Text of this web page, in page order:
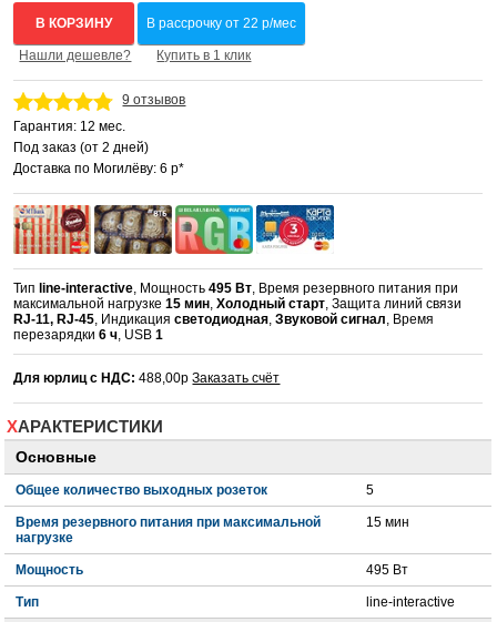
В КОРЗИНУ В рассрочку от 22 р/мес
Нашли дешевле? Купить в 1 клик
9 отзывов
Гарантия: 12 мес.
Под заказ (от 2 дней)
Доставка по Могилёву: 6 р*
Тип line-interactive, Мощность495 Вт, Время резервного питания при
максимальной нагрузке15 мин,Холодный старт, Защита линий связи
RJ-11, RJ-45, Индикациясветодиодная,Звуковой сигнал, Время
перезарядки6 ч, USB1
Для юрлиц с НДС: 488,00рЗаказать счёт
ХАРАКТЕРИСТИКИ
Основные
Общее количество выходных розеток 5
Время резервного питания при максимальной
нагрузке
15 мин
Мощность 495 Вт
Тип line-interactive